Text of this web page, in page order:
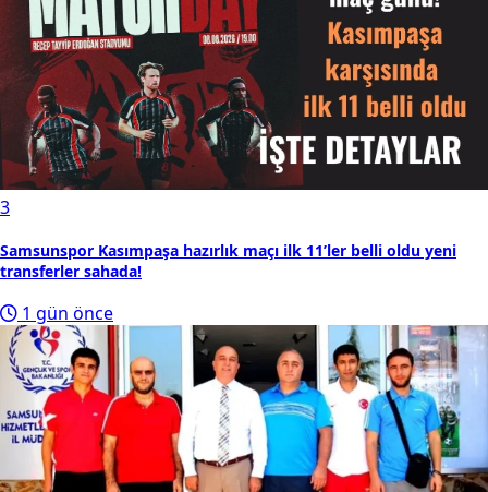
3
Samsunspor Kasımpaşa hazırlık maçı ilk 11’ler belli oldu yeni
transferler sahada!
1 gün önce